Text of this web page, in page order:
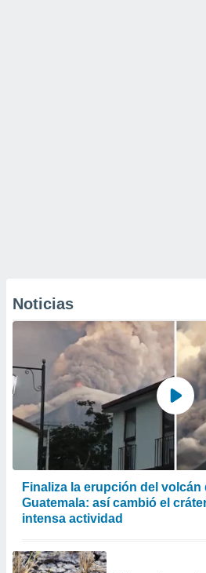
Noticias
Finaliza la erupción del volcán
Guatemala: así cambió el
intensa actividad